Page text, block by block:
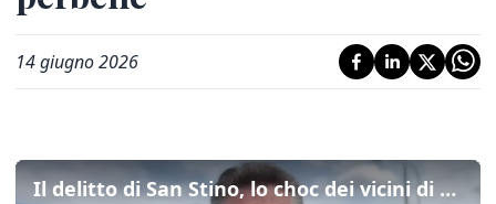
14 giugno 2026
Il delitto di San Stino, lo choc dei vicini di casa: "Una famiglia semplice e perbene"